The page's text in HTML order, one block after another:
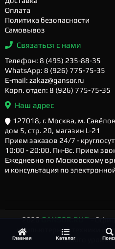
Главная Каталог
Оплата
Политика безопасности
Самовывоз
Связаться с нами
Телефон: 8 (495) 235-88-35
WhatsApp: 8 (926) 775-75-35
E-mail: zakaz@gansor.ru
Корп. отдел: 8 (926) 775-75-35
Наш адрес
127018, г. Москва, м.
дом 5, стр. 20, магазин L-21
Прием заказов 24/7 -
10:00 - 20:00. Пн-Вс. Прием
Ежедневно по Московскому
и консультация по
2026GANSOR.RU ™-
компьютерной техники и
любого уровня